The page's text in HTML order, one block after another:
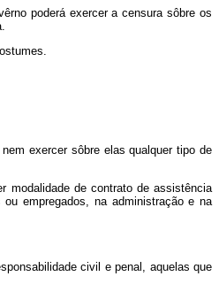
poderá exercer a censura sôbre os
exercer sôbre elas qualquer tipo de
de contrato de assistência
empregados, na administração e na
civil e penal, aquelas que